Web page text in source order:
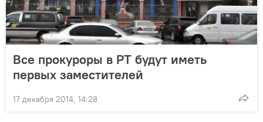
Все прокуроры в РТ будут иметь
первых заместителей
17 декабря 2014, 14:28